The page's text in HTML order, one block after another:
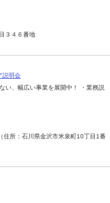
員登録 企業様
３４６番地
説明会
、幅広い事業を展開中！ ・業務説
住所：石川県金沢市米泉町10丁目1番